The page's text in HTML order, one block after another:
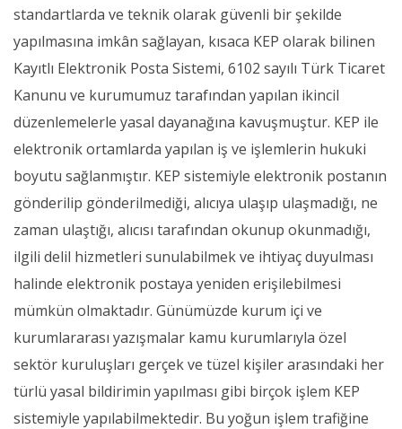
standartlarda ve teknik olarak güvenli bir şekilde
yapılmasına imkân sağlayan, kısaca KEP olarak bilinen
Kayıtlı Elektronik Posta Sistemi, 6102 sayılı Türk Ticaret
Kanunu ve kurumumuz tarafından yapılan ikincil
düzenlemelerle yasal dayanağına kavuşmuştur. KEP ile
elektronik ortamlarda yapılan iş ve işlemlerin hukuki
boyutu sağlanmıştır. KEP sistemiyle elektronik postanın
gönderilip gönderilmediği, alıcıya ulaşıp ulaşmadığı, ne
zaman ulaştığı, alıcısı tarafından okunup okunmadığı,
ilgili delil hizmetleri sunulabilmek ve ihtiyaç duyulması
halinde elektronik postaya yeniden erişilebilmesi
mümkün olmaktadır. Günümüzde kurum içi ve
kurumlararası yazışmalar kamu kurumlarıyla özel
sektör kuruluşları gerçek ve tüzel kişiler arasındaki her
türlü yasal bildirimin yapılması gibi birçok işlem KEP
sistemiyle yapılabilmektedir. Bu yoğun işlem trafiğine